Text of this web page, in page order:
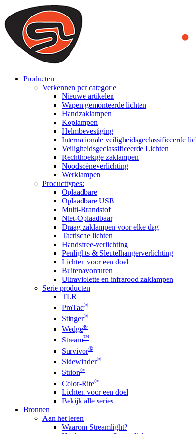
We use cookies to ensure that we provide you the best
you a better experience. To learn more or to find out how you
ACCEPT AND CLOSE
Producten
Verkennen per categorie
Nieuwe artikelen
Wapen gemonteerde lichten
Handzaklampen
Koplampen
Helmbevestiging
Internationale veiligheidsgeclassificeerde
Veiligheidsgeclassificeerde Lichten
Rechthoekige zaklampen
Noodscèneverlichting
Werklampen
Producttypes:
Oplaadbare
Oplaadbare USB
Multi-Brandstof
Niet-Oplaadbaar
Draag zaklampen voor elke dag
Tactische lichten
Handsfree-verlichting
Penlights & Sleutelhangerverlichting
Lichten voor een doel
Buitenavonturen
Ultraviolette en infrarood zaklampen
Serie producten
TLR
ProTac®
Stinger®
Wedge®
Stream™
Survivor®
Sidewinder®
Strion®
Color-Rite®
Lichten voor een doel
Bekijk alle series
Bronnen
Aan het leren
Waarom Streamlight?